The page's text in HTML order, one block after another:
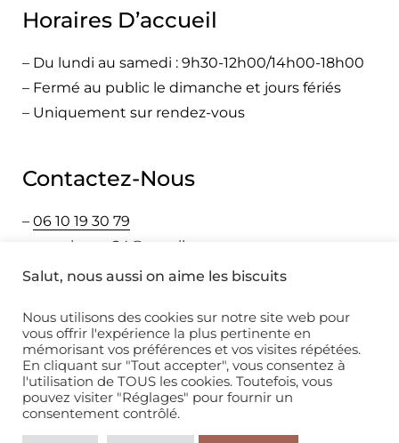
Horaires D’accueil
– Du lundi au samedi : 9h30-12h00/14h00-18h00
– Fermé au public le dimanche et jours fériés
– Uniquement sur rendez-vous
Contactez-Nous
– 06 10 19 30 79
cromignon24@gmail.com
–Whatsapp
Mentions Légales
Salut, nous aussi on aime les biscuits
Nous utilisons des cookies sur notre site web pour
vous offrir l'expérience la plus pertinente en
mémorisant vos préférences et vos visites répétées.
En cliquant sur "Tout accepter", vous consentez à
l'utilisation de TOUS les cookies. Toutefois, vous
pouvez visiter "Réglages" pour fournir un
consentement contrôlé.